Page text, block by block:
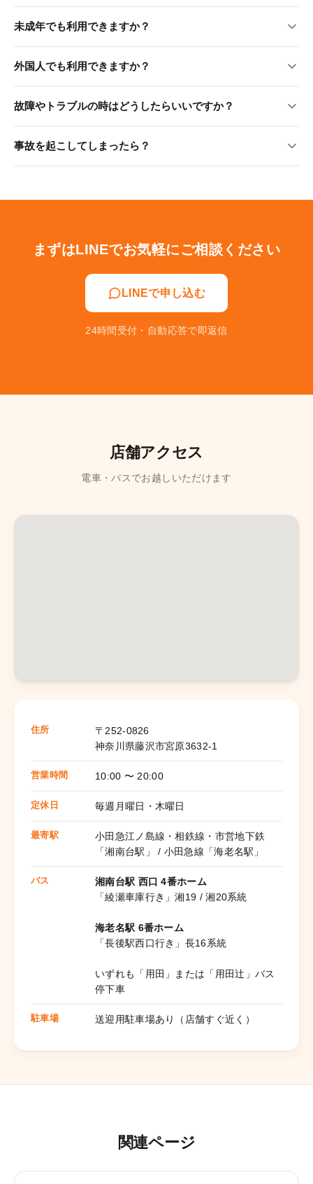
用頂ければシェアできます。
未成年でも利用できますか？
ちであることが前提となります。
外国人でも利用できますか？
必要となります。※違約金が高額のため、規約を必ずご確
認ください。
故障やトラブルの時はどうしたらいいですか？
速に対応いたします。
事故を起こしてしまったら？
まずはLINEでお気軽にご相談ください
LINEで申し込む
24時間受付・自動応答で即返信
店舗アクセス
電車・バスでお越しいただけます
住所
〒252-0826
神奈川県藤沢市宮原3632-1
営業時間 10:00 〜 20:00
定休日 毎週月曜日・木曜日
最寄駅
小田急江ノ島線・相鉄線・市営地下鉄
「湘南台駅」 / 小田急線「海老名駅」
バス
湘南台駅 西口 4番ホーム
「綾瀬車庫行き」湘19 / 湘20系統
海老名駅 6番ホーム
「長後駅西口行き」長16系統
いずれも「用田」または「用田辻」バス
停下車
駐車場 送迎用駐車場あり（店舗すぐ近く）
関連ページ